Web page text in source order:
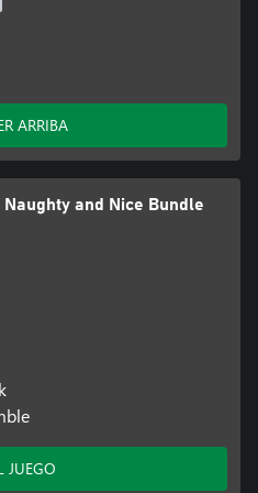
ARRIBA
Naughty and Nice Bundle
JUEGO